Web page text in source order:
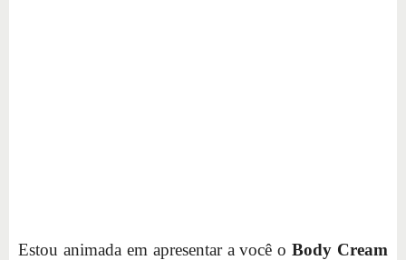
Estou animada em apresentar a você o Body Cream